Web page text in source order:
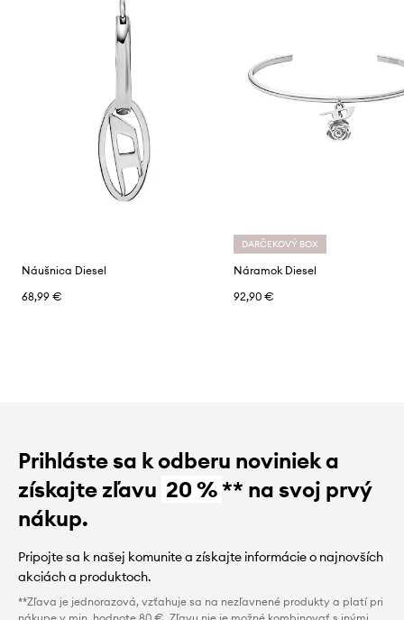
Náušnica Diesel
68,99 €
DARČEKOVÝ BOX
Náramok Diesel
92,90 €
Prihláste sa k odberu noviniek a
získajte zľavu 20 %** na svoj prvý
nákup.
Pripojte sa k našej komunite a získajte informácie o najnovších
akciách a produktoch.
**Zľava je jednorazová, vzťahuje sa na nezľavnené produkty a platí pri